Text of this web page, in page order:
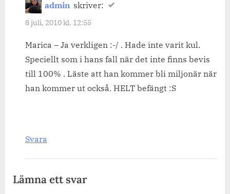
admin skriver:
8 juli, 2010 kl. 12:55
Marica – Ja verkligen :-/ . Hade inte varit kul.
Speciellt som i hans fall när det inte finns bevis
till 100% . Läste att han kommer bli miljonär när
han kommer ut också. HELT befängt :S
Svara
Lämna ett svar